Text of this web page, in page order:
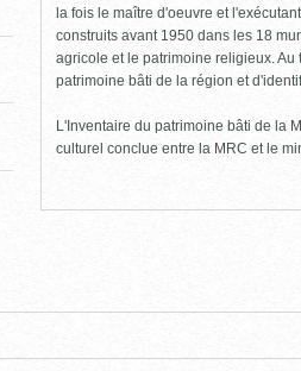
la fois le maître d'oeuvre et
construits avant 1950 dans les 18
agricole et le patrimoine religieux.
patrimoine bâti de la région et
L'Inventaire du patrimoine bâti de la
culturel conclue entre la MRC et le